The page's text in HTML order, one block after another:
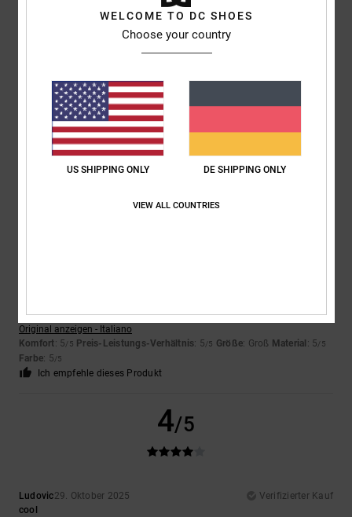
Zu klein Zu groß
Original anzeigen - Italiano
Komfort: 5/5 Preis-Leistungs-Verhältnis: 5/5 Größe: Groß Material : 5/5
Farbe: 5/5
Ich empfehle dieses Produkt
4/5
Ludovic29. Oktober 2025
Verifizierter Kauf
cool
WELCOME TO DC SHOES
Choose your country
US SHIPPING ONLY DE SHIPPING ONLY
VIEW ALL COUNTRIES